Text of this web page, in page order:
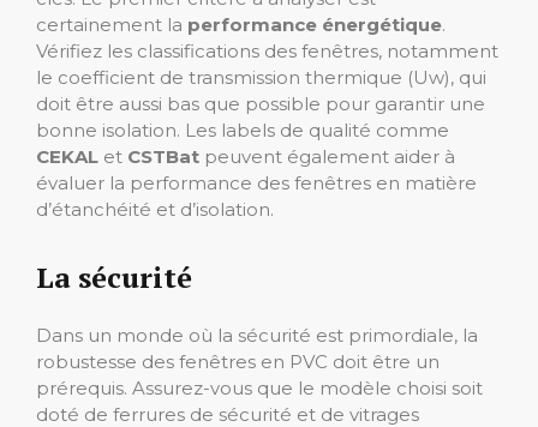
certainement la performance énergétique.
Vérifiez les classifications des fenêtres, notamment
le coefficient de transmission thermique (Uw), qui
doit être aussi bas que possible pour garantir une
bonne isolation. Les labels de qualité comme
CEKAL et CSTBat peuvent également aider à
évaluer la performance des fenêtres en matière
d’étanchéité et d’isolation.
La sécurité
Dans un monde où la sécurité est primordiale, la
robustesse des fenêtres en PVC doit être un
prérequis. Assurez-vous que le modèle choisi soit
doté de ferrures de sécurité et de vitrages